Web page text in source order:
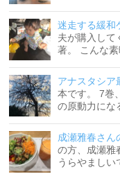
迷走する緩和
夫が購入して
著。 こんな
アナスタシア
本です。 7巻
の原動力に
成瀬雅春さん
の方、成瀬雅
うらやまし